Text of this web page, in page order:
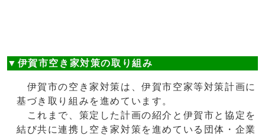
▼伊賀市空き家対策の取り組み
伊賀市の空き家対策は、伊賀市空家等対策計画に
基づき取り組みを進めています。
これまで、策定した計画の紹介と伊賀市と協定を
結び共に連携し空き家対策を進めている団体・企業